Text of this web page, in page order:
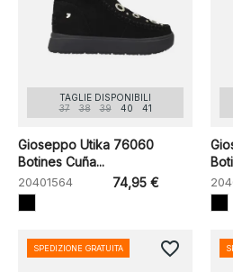
TAGLIE DISPONIBILI
37
38 39 40 41
Gioseppo Utika 76060
Botines Cuña...
20401564 74,95 €
SPEDIZIONE GRATUITA favorite_border